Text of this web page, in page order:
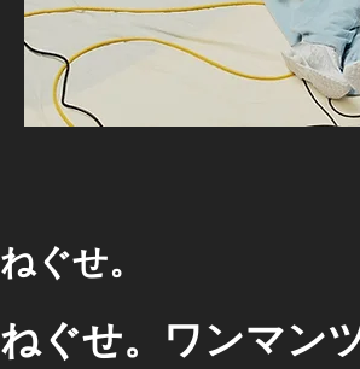
ねぐせ。
ねぐせ。ワンマン